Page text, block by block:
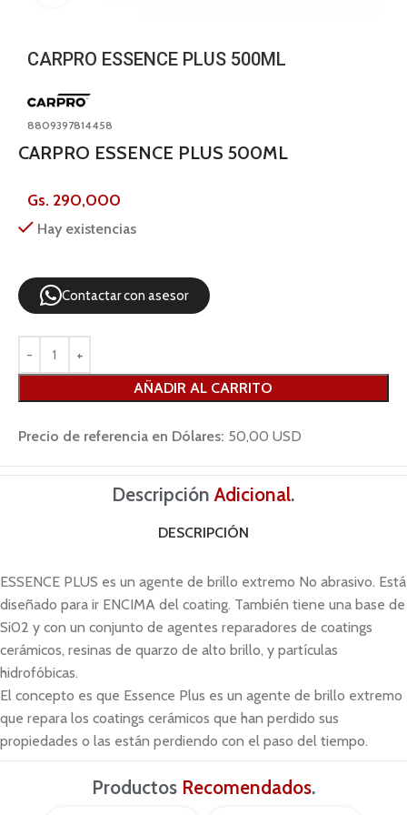
CARPRO ESSENCE PLUS 500ML
8809397814458
CARPRO ESSENCE PLUS 500ML
Gs. 290,000
Hay existencias
Contactar con asesor
AÑADIR AL CARRITO
Precio de referencia en Dólares: 50,00 USD
DescripciónAdicional.
DESCRIPCIÓN
ESSENCE PLUS es un agente de brillo extremo No abrasivo. Está
diseñado para ir ENCIMA del coating. También tiene una base de
Si02 y con un conjunto de agentes reparadores de coatings
cerámicos, resinas de quarzo de alto brillo, y partículas
hidrofóbicas.
El concepto es que Essence Plus es un agente de brillo extremo
que repara los coatings cerámicos que han perdido sus
propiedades o las están perdiendo con el paso del tiempo.
Productos Recomendados.